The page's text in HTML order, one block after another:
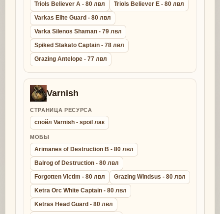
Triols Believer A - 80 лвл
Triols Believer E - 80 лвл
Varkas Elite Guard - 80 лвл
Varka Silenos Shaman - 79 лвл
Spiked Stakato Captain - 78 лвл
Grazing Antelope - 77 лвл
Varnish
СТРАНИЦА РЕСУРСА
спойл Varnish - spoil лак
МОБЫ
Arimanes of Destruction B - 80 лвл
Balrog of Destruction - 80 лвл
Forgotten Victim - 80 лвл
Grazing Windsus - 80 лвл
Ketra Orc White Captain - 80 лвл
Ketras Head Guard - 80 лвл